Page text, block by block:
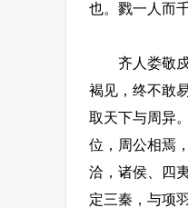
也。戮一人而
齐人娄敬戍
褐见，终不敢
取天下与周异
位，周公相焉
洽，诸侯、四
定三秦，与项